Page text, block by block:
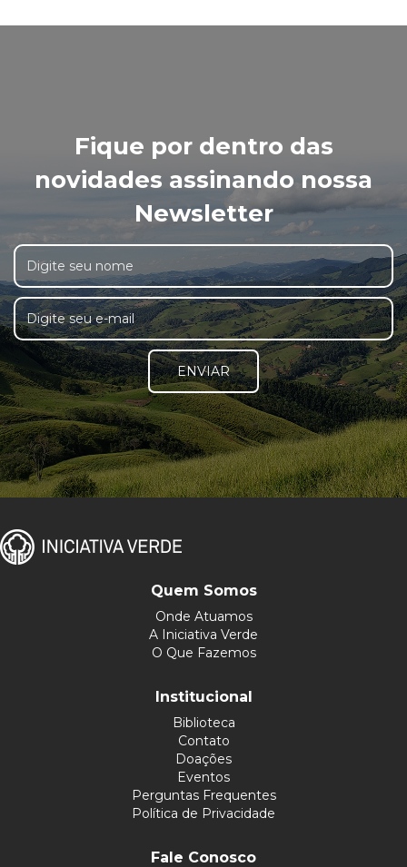
Fique por dentro das
novidades assinando nossa
Newsletter
ENVIAR
Quem Somos
Onde Atuamos
A Iniciativa Verde
O Que Fazemos
Institucional
Biblioteca
Contato
Doações
Eventos
Perguntas Frequentes
Política de Privacidade
Fale Conosco